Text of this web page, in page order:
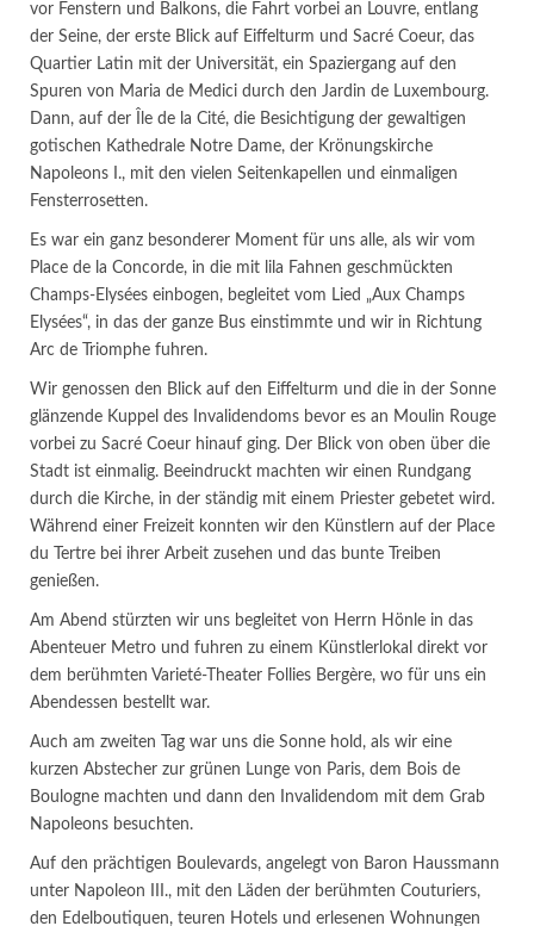
vor Fenstern und Balkons, die Fahrt vorbei an Louvre, entlang
der Seine, der erste Blick auf Eiffelturm und Sacré Coeur, das
Quartier Latin mit der Universität, ein Spaziergang auf den
Spuren von Maria de Medici durch den Jardin de Luxembourg.
Dann, auf der Île de la Cité, die Besichtigung der gewaltigen
gotischen Kathedrale Notre Dame, der Krönungskirche
Napoleons I., mit den vielen Seitenkapellen und einmaligen
Fensterrosetten.
Es war ein ganz besonderer Moment für uns alle, als wir vom
Place de la Concorde, in die mit lila Fahnen geschmückten
Champs-Elysées einbogen, begleitet vom Lied „Aux Champs
Elysées“, in das der ganze Bus einstimmte und wir in Richtung
Arc de Triomphe fuhren.
Wir genossen den Blick auf den Eiffelturm und die in der Sonne
glänzende Kuppel des Invalidendoms bevor es an Moulin Rouge
vorbei zu Sacré Coeur hinauf ging. Der Blick von oben über die
Stadt ist einmalig. Beeindruckt machten wir einen Rundgang
durch die Kirche, in der ständig mit einem Priester gebetet wird.
Während einer Freizeit konnten wir den Künstlern auf der Place
du Tertre bei ihrer Arbeit zusehen und das bunte Treiben
genießen.
Am Abend stürzten wir uns begleitet von Herrn Hönle in das
Abenteuer Metro und fuhren zu einem Künstlerlokal direkt vor
dem berühmten Varieté-Theater Follies Bergère, wo für uns ein
Abendessen bestellt war.
Auch am zweiten Tag war uns die Sonne hold, als wir eine
kurzen Abstecher zur grünen Lunge von Paris, dem Bois de
Boulogne machten und dann den Invalidendom mit dem Grab
Napoleons besuchten.
Auf den prächtigen Boulevards, angelegt von Baron Haussmann
unter Napoleon III., mit den Läden der berühmten Couturiers,
den Edelboutiquen, teuren Hotels und erlesenen Wohnungen